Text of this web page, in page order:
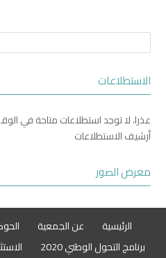
الاستطلاعات
عذرا، لا توجد استطلاعات متاحة في
أرشيف الاستطلاعات
معرض الصور
الرئيسية عن الجمعية
برنامج التحول الوطني 2020